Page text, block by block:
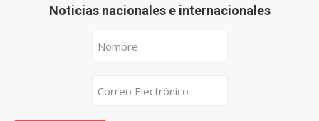
Noticias nacionales e internacionales